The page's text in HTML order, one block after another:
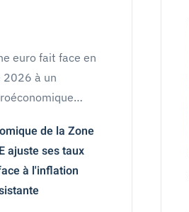
euro fait face en
2026 à un
de la Zone
ajuste ses taux
à l'inflation